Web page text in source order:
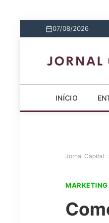
07/08/2026
INÍCIO
Jornal Capital
MARKETING